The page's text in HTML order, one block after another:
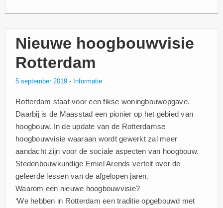
Nieuwe hoogbouwvisie
Rotterdam
5 september 2019 - Informatie
Rotterdam staat voor een fikse woningbouwopgave.
Daarbij is de Maasstad een pionier op het gebied van
hoogbouw. In de update van de Rotterdamse
hoogbouwvisie waaraan wordt gewerkt zal meer
aandacht zijn voor de sociale aspecten van hoogbouw.
Stedenbouwkundige Emiel Arends vertelt over de
geleerde lessen van de afgelopen jaren.
Waarom een nieuwe hoogbouwvisie?
‘We hebben in Rotterdam een traditie opgebouwd met